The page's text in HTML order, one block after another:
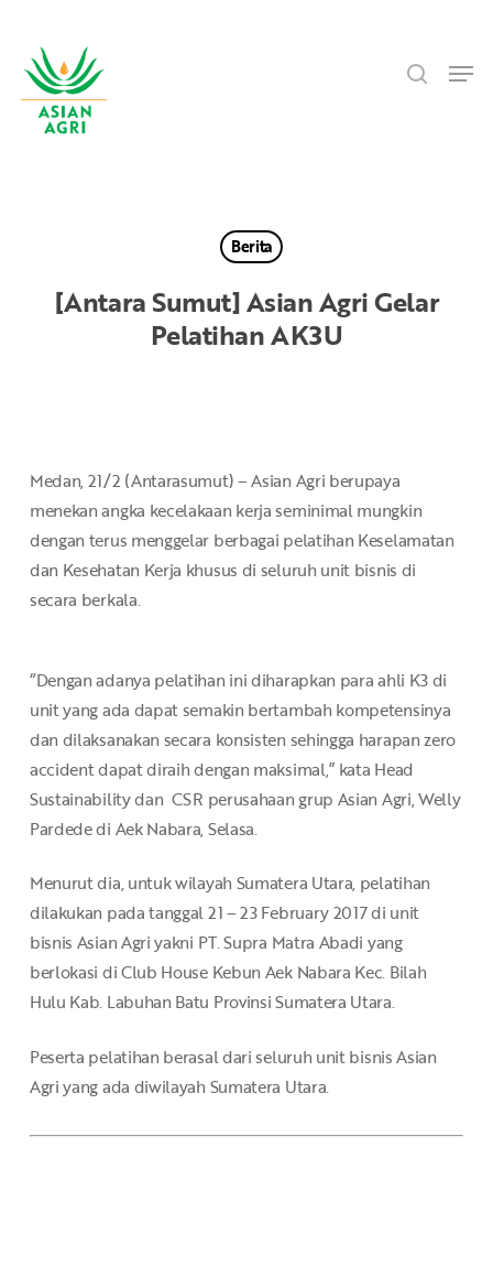
main
content
Berita
[Antara Sumut] Asian Agri Gelar
Pelatihan AK3U
Medan, 21/2 (Antarasumut) – Asian Agri berupaya
menekan angka kecelakaan kerja seminimal mungkin
dengan terus menggelar berbagai pelatihan Keselamatan
dan Kesehatan Kerja khusus di seluruh unit bisnis di
secara berkala.
“Dengan adanya pelatihan ini diharapkan para ahli K3 di
unit yang ada dapat semakin bertambah kompetensinya
dan dilaksanakan secara konsisten sehingga harapan zero
accident dapat diraih dengan maksimal,” kata Head
Sustainability dan CSR perusahaan grup Asian Agri, Welly
Pardede di Aek Nabara, Selasa.
Menurut dia, untuk wilayah Sumatera Utara, pelatihan
dilakukan pada tanggal 21 – 23 February 2017 di unit
bisnis Asian Agri yakni PT. Supra Matra Abadi yang
berlokasi di Club House Kebun Aek Nabara Kec. Bilah
Hulu Kab. Labuhan Batu Provinsi Sumatera Utara.
Peserta pelatihan berasal dari seluruh unit bisnis Asian
Agri yang ada diwilayah Sumatera Utara.